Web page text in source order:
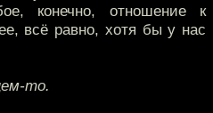
конечно, отношение к
всё равно, хотя бы у нас
то.